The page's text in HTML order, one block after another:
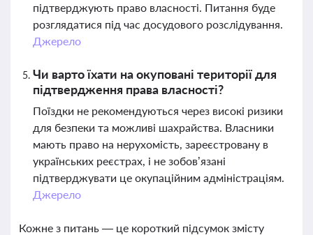
підтверджують право власності. Питання буде
розглядатися під час досудового розслідування.
Джерело
Чи варто їхати на окуповані території для
підтвердження права власності?
Поїздки не рекомендуються через високі ризики
для безпеки та можливі шахрайства. Власники
мають право на нерухомість, зареєстровану в
українських реєстрах, і не зобов’язані
підтверджувати це окупаційним адміністраціям.
Джерело
Кожне з питань — це короткий підсумок змісту